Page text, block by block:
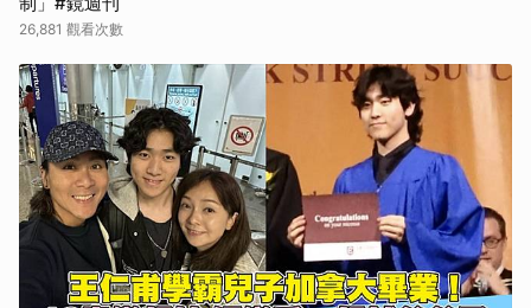
26,881 觀看次數